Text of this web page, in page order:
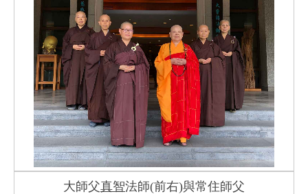
大師父真智法師(前右)與常住師父